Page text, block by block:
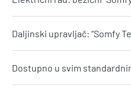
Daljinski upravljač: “Somfy
Dostupno u svim